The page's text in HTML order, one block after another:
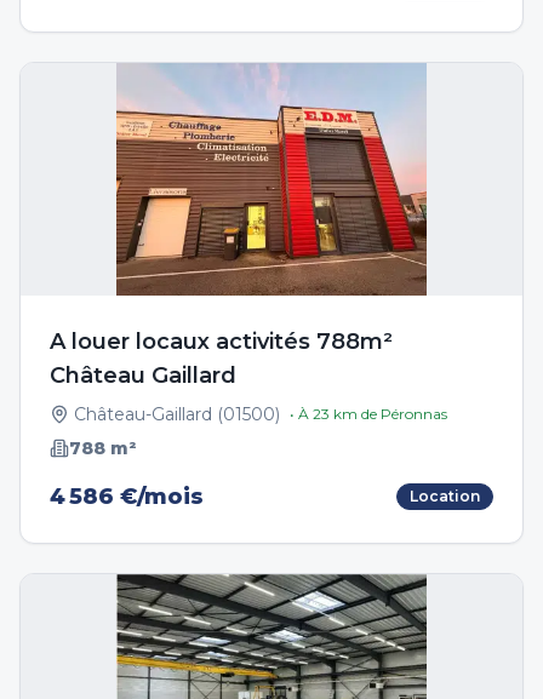
A louer locaux activités 788m²
Château Gaillard
Château-Gaillard (01500) • À 23 km de Péronnas
788 m²
4 586 €/mois Location